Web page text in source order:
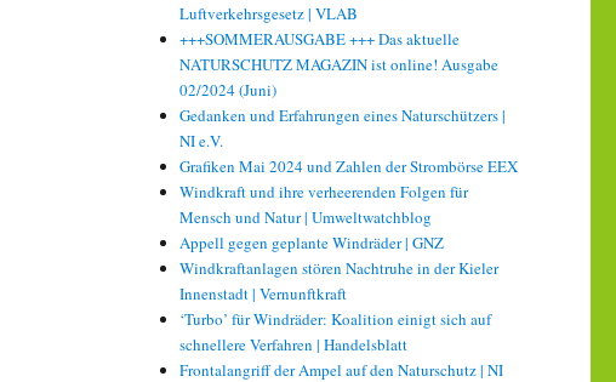
Luftverkehrsgesetz | VLAB
+++SOMMERAUSGABE +++ Das aktuelle
NATURSCHUTZ MAGAZIN ist online! Ausgabe
02/2024 (Juni)
Gedanken und Erfahrungen eines Naturschützers |
NI e.V.
Grafiken Mai 2024 und Zahlen der Strombörse EEX
Windkraft und ihre verheerenden Folgen für
Mensch und Natur | Umweltwatchblog
Appell gegen geplante Windräder | GNZ
Windkraftanlagen stören Nachtruhe in der Kieler
Innenstadt | Vernunftkraft
‘Turbo’ für Windräder: Koalition einigt sich auf
schnellere Verfahren | Handelsblatt
Frontalangriff der Ampel auf den Naturschutz | NI